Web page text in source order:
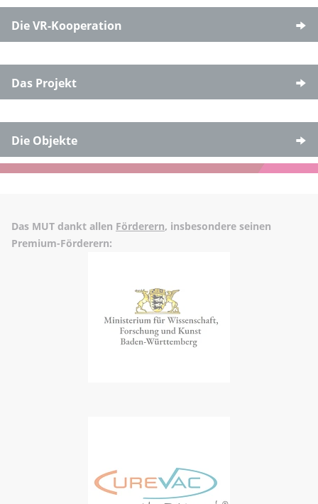
Die VR-Kooperation
Das Projekt
Die Objekte
Das MUT dankt allen Förderern, insbesondere seinen
Premium-Förderern: